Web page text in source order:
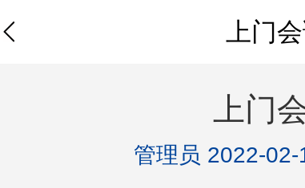
上门
上门
管理员 2022-